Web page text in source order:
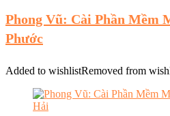
Phong Vũ: Cài Phần Mềm
Phước
Added to wishlistRemoved from